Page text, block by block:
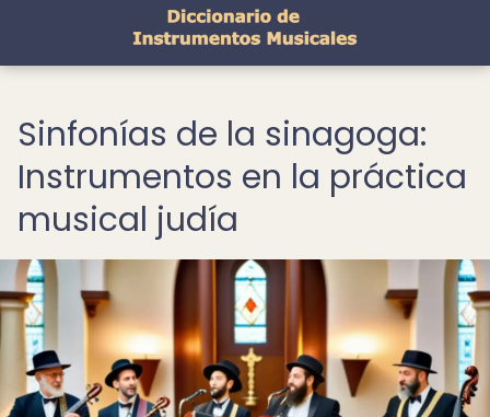
Sinfonías de la sinagoga:
Instrumentos en la práctica
musical judía